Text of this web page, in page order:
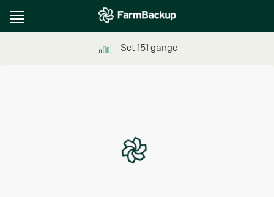
Toggle
Set 151 gange